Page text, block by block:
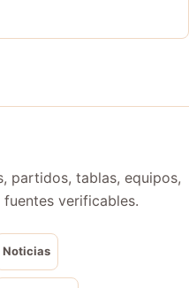
partidos, tablas, equipos,
verificables.
Noticias